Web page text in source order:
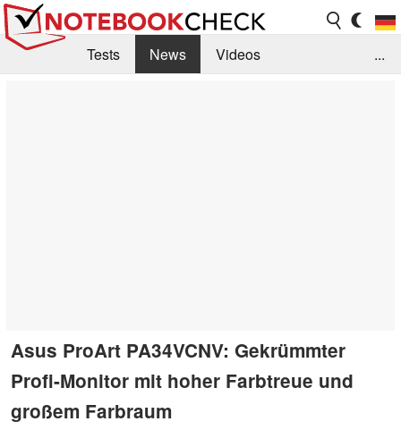
Tests News
Videos
...
Asus ProArt PA34VCNV: Gekrümmter
Profi-Monitor mit hoher Farbtreue und
großem Farbraum